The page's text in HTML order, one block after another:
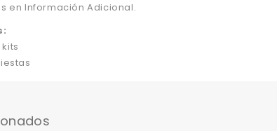
en Información Adicional.